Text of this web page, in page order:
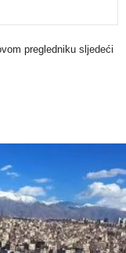
pregledniku sljedeći